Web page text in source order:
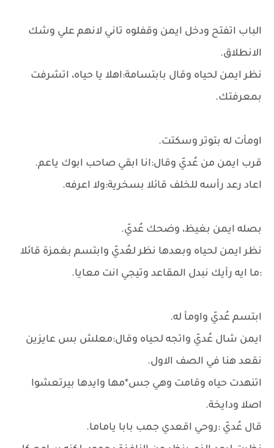
الباب اتفتح ودخل ايمن وقفلوه تاني لانهم علي وشك
الانطلاق.
نظر ايمن لحياه وقال بابتسامة:اهلا يا حياه، اتشرفت
بمعرفتك.
اومأت له بتوتر وسكتت.
قرب ايمن من عُديّ وقال:انا ابقي صاحب ابوك ياعم.
اعاد رعد رأسه للخلف قائلا بسخرية:ولا اعرفه.
بصله ايمن بغيظ، وضحك عُديّ.
نظر ايمن لحياه وبعدها نظر لعُديّ وابتسم بغمزة قائلا
:ما ايه رأيك نبدل المقاعد وتيجي انت معايا.
ابتسم عُديّ واومأ له.
ايمن شال عُديّ واتجه لحياه وقال:معلش بس عايزين
نقعد هنا في الصف الاول.
اتنهدت حياه وقامت وهي جس*مها وايدها بيرتعشوا
اصلا ودايخة.
قال عُديّ :روحي اقعدي جمب بابا ياماما.